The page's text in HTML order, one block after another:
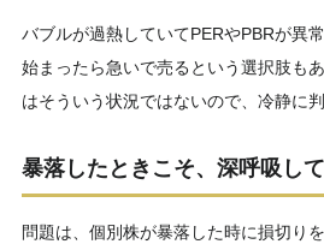
バブルが過熱していてPERやPBRが異
始まったら急いで売るという選択肢も
はそういう状況ではないので、冷静に
暴落したときこそ、深呼吸し
問題は、個別株が暴落した時に損切り